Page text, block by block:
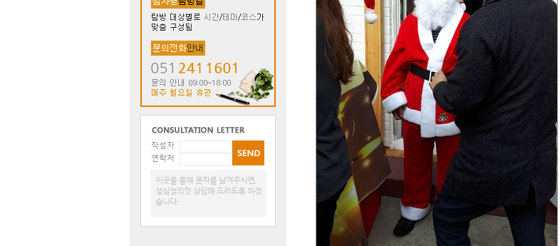
작성자
연락처
이곳을 통해 문자를 남겨주시면,
성심성의껏 상담해 드리도록 하겠
습니다.